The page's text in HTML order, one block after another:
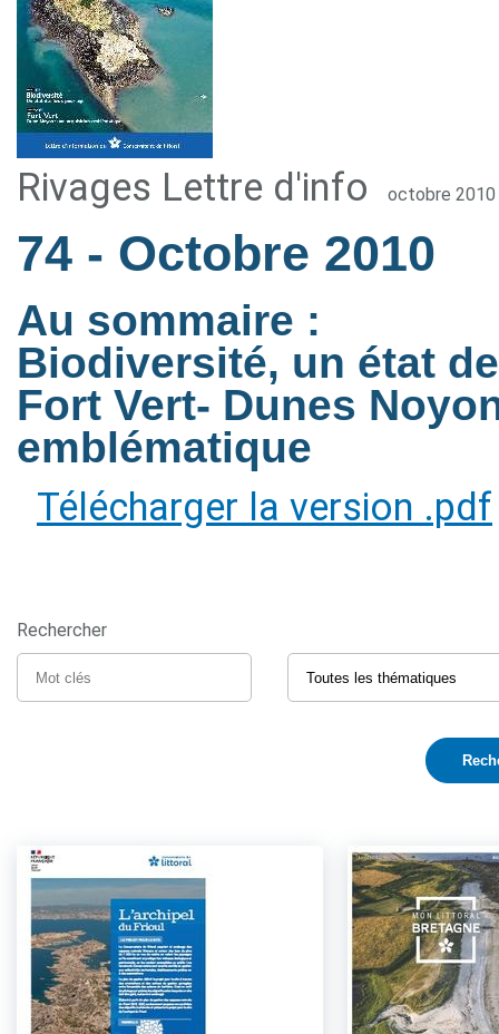
Rivages Lettre d'info octobre 2010
74 - Octobre 2010
Au sommaire :
Biodiversité, un état
Fort Vert- Dunes
emblématique
Télécharger la version .pdf
Rechercher